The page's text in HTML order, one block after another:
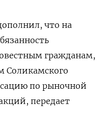
что на
гражданам,
Соликамского
по рыночной
передает